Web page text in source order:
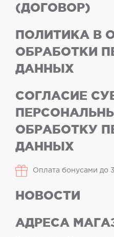
(ДОГОВОР)
ПОЛИТИКА В
ОБРАБОТКИ
ДАННЫХ
СОГЛАСИЕ
ОБРАБОТКУ
ДАННЫХ
Оплата бонусами до
НОВОСТИ
АДРЕСА